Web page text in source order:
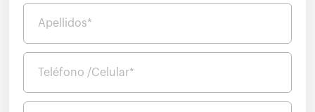
Apellidos*
Teléfono /Celular*